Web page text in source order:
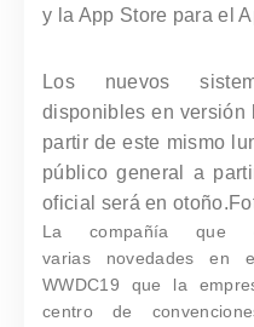
Los nuevos
disponibles en versión
partir de este mismo
público general a
oficial será en otoño.
La compañía que
varias novedades en
WWDC19 que la
centro de